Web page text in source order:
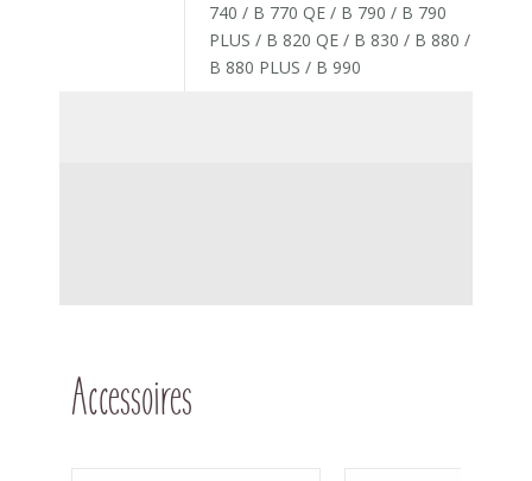
740 / B 770 QE / B 790 / B 790
PLUS / B 820 QE / B 830 / B 880 /
B 880 PLUS / B 990
Accessoires